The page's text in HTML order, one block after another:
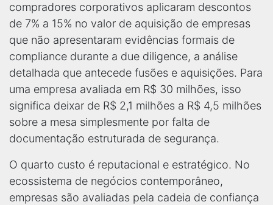
compradores corporativos aplicaram descontos
de 7% a 15% no valor de aquisição de empresas
que não apresentaram evidências formais de
compliance durante a due diligence, a análise
detalhada que antecede fusões e aquisições. Para
uma empresa avaliada em R$ 30 milhões, isso
significa deixar de R$ 2,1 milhões a R$ 4,5 milhões
sobre a mesa simplesmente por falta de
documentação estruturada de segurança.
O quarto custo é reputacional e estratégico. No
ecossistema de negócios contemporâneo,
empresas são avaliadas pela cadeia de confiança